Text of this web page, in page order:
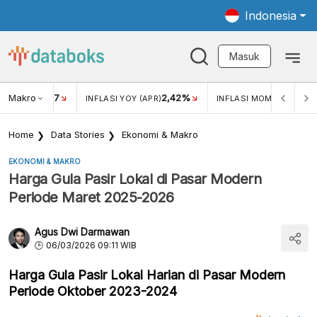
Indonesia
Masuk
Makro
USD/IDR 17 INFLASI YOY (APR)2,42% INFLASI MOM (MAR)
Home Data Stories Ekonomi & Makro
EKONOMI & MAKRO
Harga Gula Pasir Lokal di Pasar Modern
Periode Maret 2025-2026
Agus Dwi Darmawan
06/03/2026 09:11 WIB
Harga Gula Pasir Lokal Harian di Pasar Modern
Periode Oktober 2023-2024